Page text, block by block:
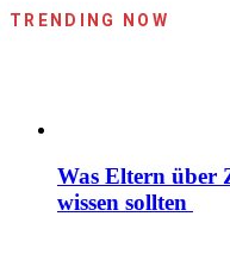
TRENDING NOW
Was Eltern über
wissen sollten